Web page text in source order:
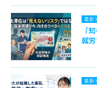
最新
「
就労
最新